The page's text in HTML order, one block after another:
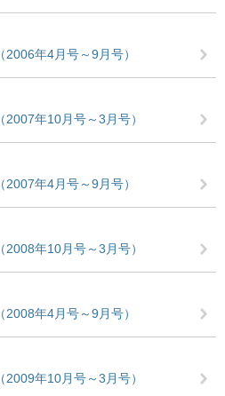
年4月号～9月号）
年10月号～3月号）
年4月号～9月号）
年10月号～3月号）
年4月号～9月号）
年10月号～3月号）